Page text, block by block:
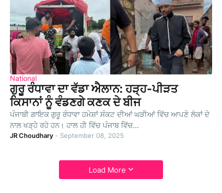
National
ਗੁਰੂ ਰੰਧਾਵਾ ਦਾ ਵੱਡਾ ਐਲਾਨ: ਹੜ੍ਹ-ਪੀੜਤ
ਕਿਸਾਨਾਂ ਨੂੰ ਵੰਡਣਗੇ ਕਣਕ ਦੇ ਬੀਜ
ਪੰਜਾਬੀ ਗਾਇਕ ਗੁਰੂ ਰੰਧਾਵਾ ਹਮੇਸ਼ਾਂ ਸੰਕਟ ਦੀਆਂ ਘੜੀਆਂ ਵਿੱਚ ਆਪਣੇ ਲੋਕਾਂ ਦੇ
ਨਾਲ ਖੜ੍ਹੇ ਰਹੇ ਹਨ। ਹਾਲ ਹੀ ਵਿੱਚ ਪੰਜਾਬ ਵਿੱਚ…
JR Choudhary - September 08, 2025
Load More